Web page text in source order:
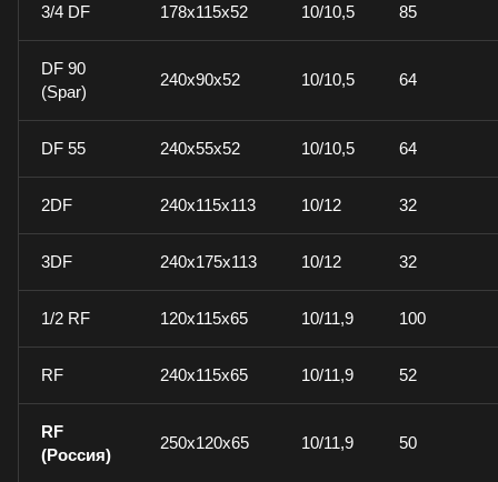
3/4 DF 178x115x52 10/10,5 85
DF 90
(Spar)
240x90x52 10/10,5 64
DF 55 240x55x52 10/10,5 64
2DF 240x115x113 10/12 32
3DF 240x175x113 10/12 32
1/2 RF 120x115x65 10/11,9 100
RF 240x115x65 10/11,9 52
RF
(Россия)
250x120x65 10/11,9 50